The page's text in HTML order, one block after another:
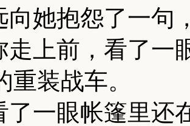
向她抱怨了一句
走上前，看了一
重装战车。
了一眼帐篷里还